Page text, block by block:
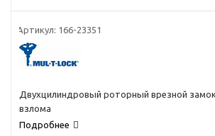
Артикул: 166-23351
Двухцилиндровый роторный врезной
взлома
Подробнее